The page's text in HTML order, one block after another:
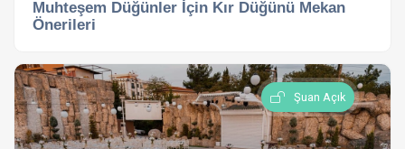
Muhteşem Düğünler İçin Kır Düğünü Mekan
Önerileri
Şuan Açık